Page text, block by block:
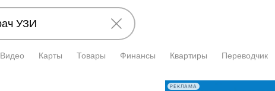
Видео Карты Товары Финансы Квартиры Переводчик
РЕКЛАМА